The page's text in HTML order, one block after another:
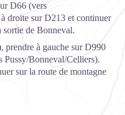
D66 (vers
droite sur D213 et continuer
sortie de Bonneval.
à gauche sur D990
Pussy/Bonneval/Celliers).
sur la route de montagne